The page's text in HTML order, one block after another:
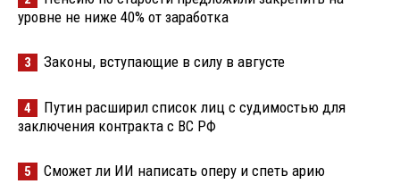
уровне не ниже 40% от заработка
3 Законы, вступающие в силу в августе
4
Путин расширил список лиц с судимостью для
заключения контракта с ВС РФ
5 Сможет ли ИИ написать оперу и спеть арию